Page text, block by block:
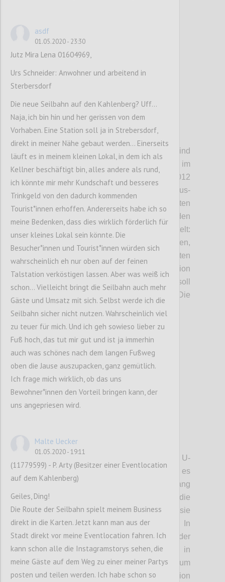
DÖBLING/FLORIDSDORF. Die Pläne sind
schon sehr weit gediehen, jetzt werden sie im
Detail der Öffentlichkeit präsentiert. 2012
hatten die Betreiber, die Genial Tourismus-
und Projektentwicklungs GmbH, zum ersten
Mal die Idee, eine Seilbahn auf den
Kahlenberg zu bauen. Seitdem wird getüftelt:
Wo können die Steher gesetzt werden,
sodass Anrainer und Natur am wenigsten
gestört werden? Wo würde sich die Talstation
günstig ins Verkehrsnetz einfügen? Was soll
die Menschen am Kahlenberg erwarten? Die
P3
Die Seilbahn beginnt bei der U-
Bahn-Station Heiligenstadt. Von dort geht es
nach Jedlesee, dann das Donauufer entlang
nach Strebersdorf. Dort gibt es die
Möglichkeit, eine Station einzurichten, sie
wird aber nicht immer geöffnet sein. In
Strebersdorf befindet sich allerdings der
Antrieb der Bahn. Von dort geht es dann in
einer beinahe direkten Linie zum
Kahlenbergerdorf, wo eine weitere Station
asdf
01.05.2020 - 23:30
Jutz Mira Lena 01604969,
Urs Schneider: Anwohner und arbeitend in
Sterbersdorf
Die neue Seilbahn auf den Kahlenberg? Uff...
Naja, ich bin hin und her gerissen von dem
Vorhaben. Eine Station soll ja in Strebersdorf,
direkt in meiner Nähe gebaut werden... Einerseits
läuft es in meinem kleinen Lokal, in dem ich als
Kellner beschäftigt bin, alles andere als rund,
ich könnte mir mehr Kundschaft und besseres
Trinkgeld von den dadurch kommenden
Tourist*innen erhoffen. Andererseits habe ich so
meine Bedenken, dass dies wirklich förderlich für
unser kleines Lokal sein könnte. Die
Besucher*innen und Tourist*innen würden sich
wahrscheinlich eh nur oben auf der feinen
Talstation verköstigen lassen. Aber was weiß ich
schon... Vielleicht bringt die Seilbahn auch mehr
Gäste und Umsatz mit sich. Selbst werde ich die
Seilbahn sicher nicht nutzen. Wahrscheinlich viel
zu teuer für mich. Und ich geh sowieso lieber zu
Fuß hoch, das tut mir gut und ist ja immerhin
auch was schönes nach dem langen Fußweg
oben die Jause auszupacken, ganz gemütlich.
Ich frage mich wirklich, ob das uns
Bewohner*innen den Vorteil bringen kann, der
uns angepriesen wird.
Malte Uecker
01.05.2020 - 19:11
(11779599) - P. Arty (Besitzer einer Eventlocation
auf dem Kahlenberg)
Geiles, Ding!
Die Route der Seilbahn spielt meinem Business
direkt in die Karten. Jetzt kann man aus der
Stadt direkt vor meine Eventlocation fahren. Ich
kann schon alle die Instagramstorys sehen, die
meine Gäste auf dem Weg zu einer meiner Partys
posten und teilen werden. Ich habe schon so